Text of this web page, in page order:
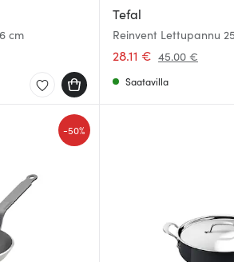
cm
Tefal
Reinvent Lettupannu
28.11 € 45.00 €
Saatavilla
-50%